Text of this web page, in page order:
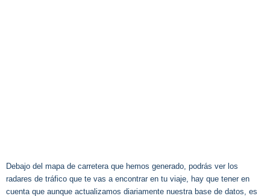
Debajo del mapa de carretera que hemos generado, podrás ver los
radares de tráfico que te vas a encontrar en tu viaje, hay que tener en
cuenta que aunque actualizamos diariamente nuestra base de datos, es